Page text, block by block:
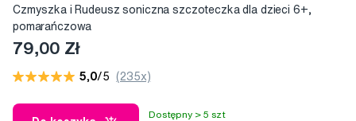
Czmyszka i Rudeusz soniczna szczoteczka dla dzieci 6+,
pomarańczowa
79,00 Zł
5,0/5 (235x)
Dostępny > 5 szt